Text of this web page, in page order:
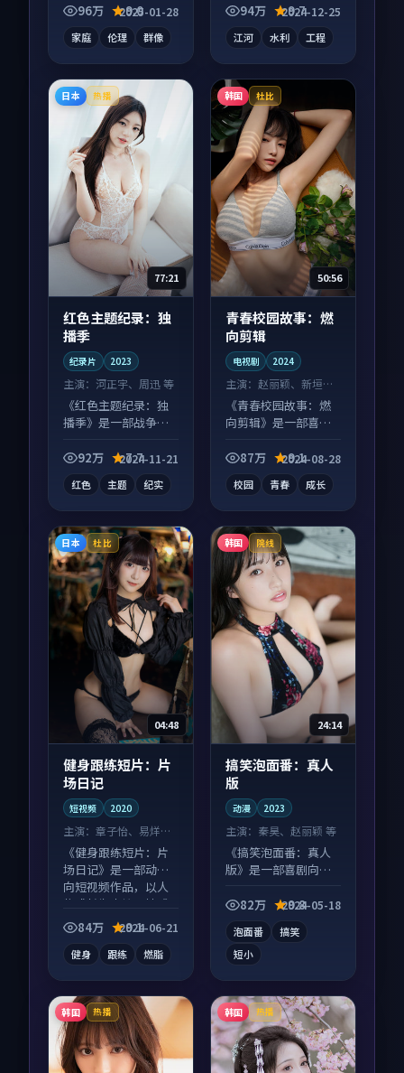
系层层推进，尾声常
96万 9.0
2025-01-28
家庭 伦理 群像
系层层推进，尾声常
94万 9.7
2024-12-25
江河 水利 工程
日本 热播
77:21
红色主题纪录：独
播季
纪录片 2023
主演： 河正宇、周迅 等
《红色主题纪录：独
播季》是一部战争向
屏端观看，细节更丰
92万 7.7
2024-11-21
红色 主题 纪实
韩国 杜比
50:56
青春校园故事：燃
向剪辑
电视剧 2024
主演：赵丽颖、新垣结
衣 等
《青春校园故事：燃
向剪辑》是一部喜剧
叙事并行，细节值得
87万 9.1
2024-08-28
校园 青春 成长
日本 杜比
04:48
健身跟练短片：片
场日记
短视频 2020
主演： 章子怡、易烊千
玺 等
《健身跟练短片：片
场日记》是一部动作
向短视频作品，以人
物成长为内核，情感
戏份扎实。
84万 9.1
2024-06-21
健身 跟练 燃脂
韩国 院线
24:14
搞笑泡面番：真人
版
动漫 2023
主演： 秦昊、赵丽颖 等
《搞笑泡面番：真人
版》是一部喜剧向动
行，细节值得二刷回
82万 9.8
2024-05-18
泡面番
搞笑
短小
韩国 热播 韩国 热播